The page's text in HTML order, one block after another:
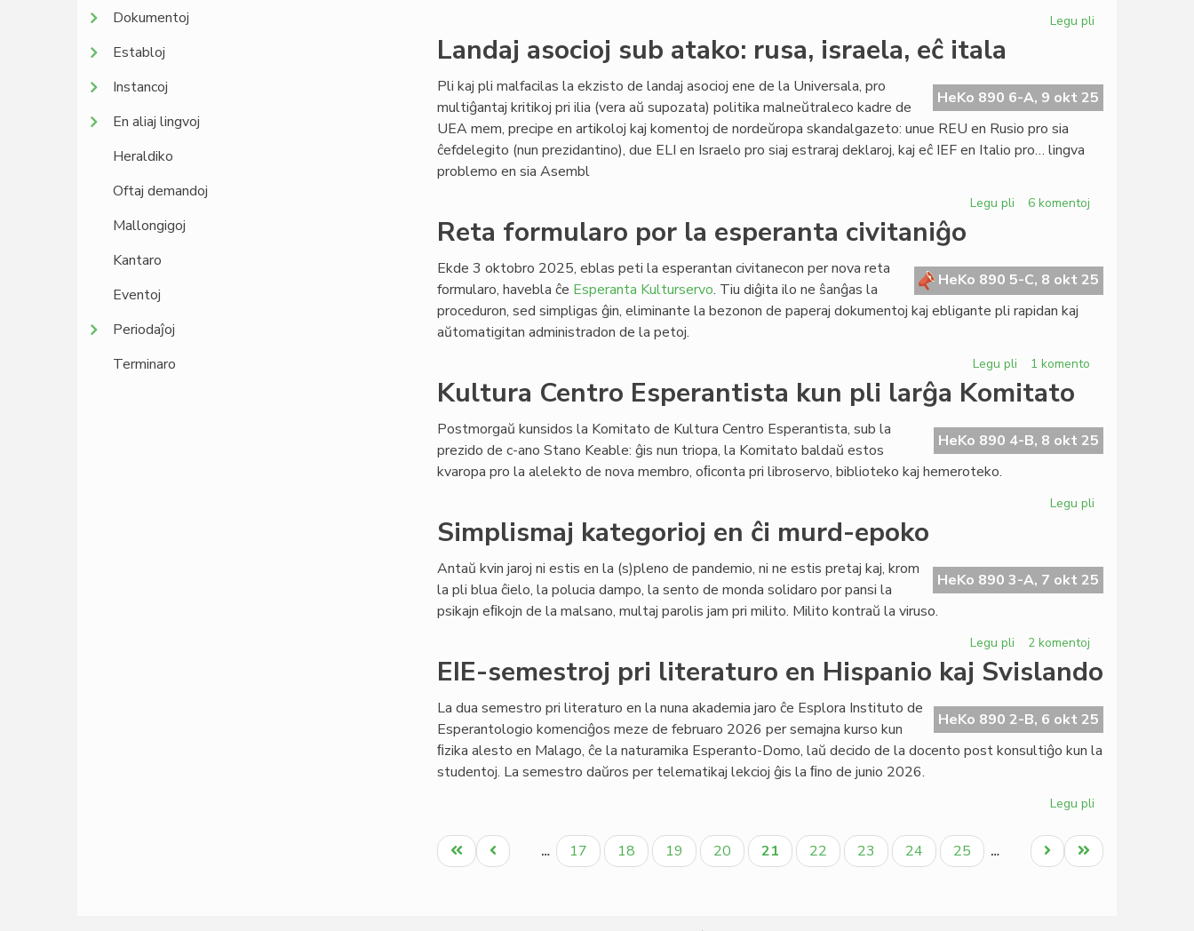
Legu pli
kutime
la
Landaj asocioj sub atako: rusa, israela, eĉ itala
HeKo 890 6-A, 9 okt 25
Pli kaj pli malfacilas la ekzisto de landaj asocioj ene de la Universala, pro
multiĝantaj kritikoj pri ilia (vera aŭ supozata) politika malneŭtraleco kadre de
UEA mem, precipe en artikoloj kaj komentoj de nordeŭropa skandalgazeto: unue REU en Rusio pro sia
ĉefdelegito (nun prezidantino), due ELI en Israelo pro siaj estraraj deklaroj, kaj eĉ IEF en Italio pro… lingva
problemo en sia Asembl
Legu pli pri
atako:
rusa,
israela,
6 komentoj
Reta formularo por la esperanta civitaniĝo
HeKo 890 5-C, 8 okt 25
Ekde 3 oktobro 2025, eblas peti la esperantan civitanecon per nova reta
formularo, havebla ĉe Esperanta Kulturservo. Tiu diĝita ilo ne ŝanĝas la
proceduron, sed simpligas ĝin, eliminante la bezonon de paperaj dokumentoj kaj ebligante pli rapidan kaj
aŭtomatigitan administradon de la petoj.
Legu pli
Reta
formularo
la
esperanta
1 komento
Kultura Centro Esperantista kun pli larĝa Komitato
HeKo 890 4-B, 8 okt 25
Postmorgaŭ kunsidos la Komitato de Kultura Centro Esperantista, sub la
prezido de c-ano Stano Keable: ĝis nun triopa, la Komitato baldaŭ estos
kvaropa pro la alelekto de nova membro, oﬁconta pri libroservo, biblioteko kaj hemeroteko.
Legu pli
kun
pli
Simplismaj kategorioj en ĉi murd-epoko
HeKo 890 3-A, 7 okt 25
Antaŭ kvin jaroj ni estis en la (s)pleno de pandemio, ni ne estis pretaj kaj, krom
la pli blua ĉielo, la polucia dampo, la sento de monda solidaro por pansi la
psikajn eﬁkojn de la malsano, multaj parolis jam pri milito. Milito kontraŭ la viruso.
Legu pli
Simplismaj
kategorioj
ĉi
murd-
epoko
2 komentoj
EIE-semestroj pri literaturo en Hispanio kaj Svislando
HeKo 890 2-B, 6 okt 25
La dua semestro pri literaturo en la nuna akademia jaro ĉe Esplora Instituto de
Esperantologio komenciĝos meze de februaro 2026 per semajna kurso kun
ﬁzika alesto en Malago, ĉe la naturamika Esperanto-Domo, laŭ decido de la docento post konsultiĝo kun la
studentoj. La semestro daŭros per telematikaj lekcioj ĝis la ﬁno de junio 2026.
Legu pli
semestroj
pri
Pagination
Unua
paĝo
Antaŭa
paĝo
… Paĝo
17 Paĝo
18 Paĝo
19 Paĝo
20
Aktuala
paĝo
21 Paĝo
22 Paĝo
23 Paĝo
24 Paĝo
25 …
Last
page
Next
page
Dokumentoj
Establoj
Instancoj
En aliaj lingvoj
Heraldiko
Oftaj demandoj
Mallongigoj
Kantaro
Eventoj
Periodaĵoj
Terminaro